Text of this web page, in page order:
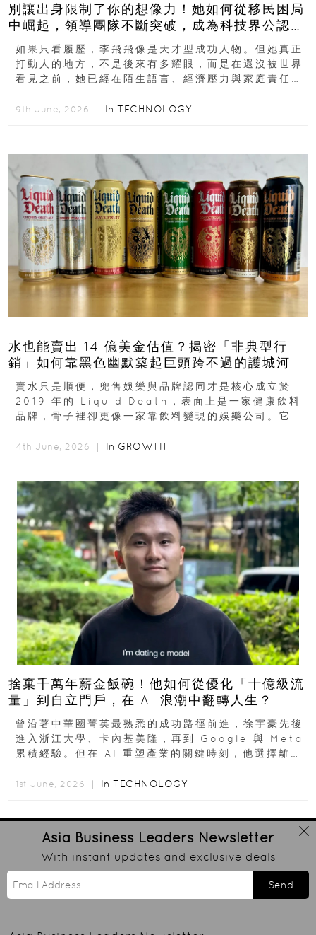
別讓出身限制了你的想像力！她如何從移民困局
中崛起，領導團隊不斷突破，成為科技界公認的
「教母」？
如果只看履歷，李飛飛像是天才型成功人物。但她真正
打動人的地方，不是後來有多耀眼，而是在還沒被世界
看見之前，她已經在陌生語言、經濟壓力與家庭責任之
西...
9th June, 2026 ｜ In TECHNOLOGY
水也能賣出 14 億美金估值？揭密「非典型行
銷」如何靠黑色幽默築起巨頭跨不過的護城河
賣水只是順便，兜售娛樂與品牌認同才是核心成立於
2019 年的 Liquid Death，表面上是一家健康飲料
品牌，骨子裡卻更像一家靠飲料變現的娛樂公司。它最
4th June, 2026 ｜ In GROWTH
捨棄千萬年薪金飯碗！他如何從優化「十億級流
量」到自立門戶，在 AI 浪潮中翻轉人生？
曾沿著中華圈菁英最熟悉的成功路徑前進，徐宇豪先後
進入浙江大學、卡內基美隆，再到 Google 與 Meta
累積經驗。但在 AI 重塑產業的關鍵時刻，他選擇離開
1st June, 2026 ｜ In TECHNOLOGY
Asia Business Leaders Newsletter
With instant updates and exclusive deals
Send